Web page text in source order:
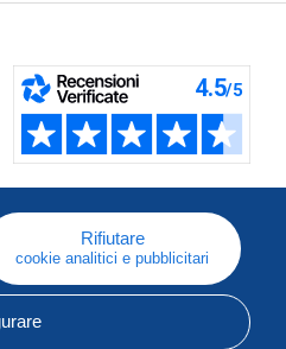
Rifiutare
cookie analitici e pubblicitari